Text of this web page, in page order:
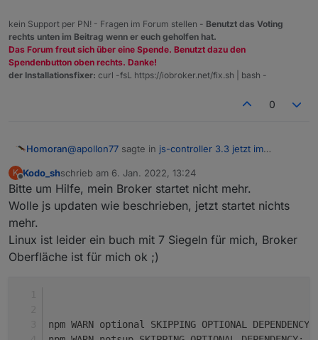
kein Support per PN! - Fragen im Forum stellen - Benutzt das Voting
rechts unten im Beitrag wenn er euch geholfen hat.
Das Forum freut sich über eine Spende. Benutzt dazu den
Spendenbutton oben rechts. Danke!
der Installationsfixer: curl -fsL https://iobroker.net/fix.sh | bash -
0
Homoran@apollon77 sagte in js-controller 3.3 jetzt im
@ root_STOP!!!!!!
Ihreredet hier über den js-controller aber das
Das versuche ich gerade herauszubekommen
K
Offline
Kodo_shschrieb am 6. Jan. 2022, 13:24
zuletzt editiert von
Bitte um Hilfe, mein Broker startet nicht mehr.
Wolle js updaten wie beschrieben, jetzt startet nichts
mehr.
Linux ist leider ein buch mit 7 Siegeln für mich, Broker
Oberfläche ist für mich ok ;)
npm WARN optional SKIPPING OPTIONAL